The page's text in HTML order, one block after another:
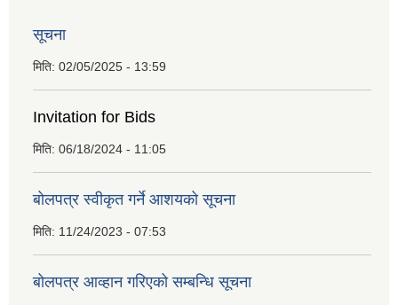
सूचना
मिति: 02/05/2025 - 13:59
Invitation for Bids
मिति: 06/18/2024 - 11:05
बोलपत्र स्वीकृत गर्ने आशयको सूचना
मिति: 11/24/2023 - 07:53
बोलपत्र आव्हान गरिएको सम्बन्धि सूचना